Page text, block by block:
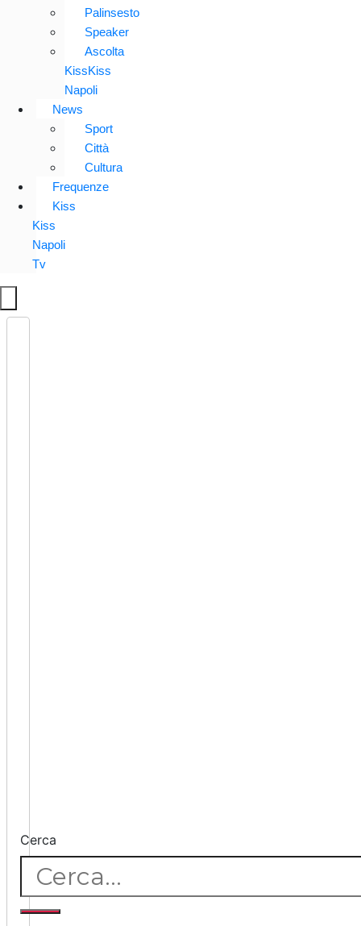
Palinsesto
Speaker
Ascolta
KissKiss
Napoli
News
Sport
Città
Cultura
Frequenze
Kiss
Kiss
Napoli
Tv
Cerca